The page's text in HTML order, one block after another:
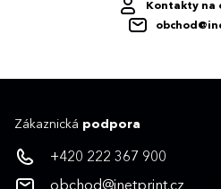
Kontakty na
Zákaznická podpora
+420 222 367 900